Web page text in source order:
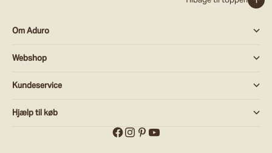
Om Aduro
Webshop
Kundeservice
Hjælp til køb